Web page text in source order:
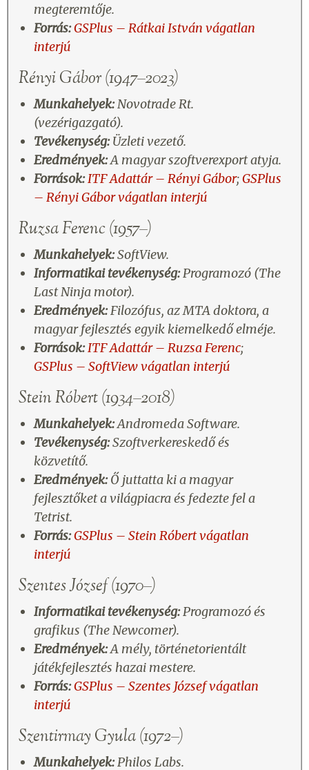
megteremtője.
Forrás:GSPlus – Rátkai István vágatlan
interjú
Rényi Gábor (1947–2023)
Munkahelyek:Novotrade Rt.
(vezérigazgató).
Tevékenység:Üzleti vezető.
Eredmények:A magyar szoftverexport atyja.
Források:ITF Adattár – Rényi Gábor;GSPlus
– Rényi Gábor vágatlan interjú
Ruzsa Ferenc (1957–)
Munkahelyek:SoftView.
Informatikai tevékenység:Programozó (The
Last Ninja motor).
Eredmények:Filozófus, az MTA doktora, a
magyar fejlesztés egyik kiemelkedő elméje.
Források:ITF Adattár – Ruzsa Ferenc;
GSPlus – SoftView vágatlan interjú
Stein Róbert (1934–2018)
Munkahelyek:Andromeda Software.
Tevékenység:Szoftverkereskedő és
közvetítő.
Eredmények:Ő juttatta ki a magyar
fejlesztőket a világpiacra és fedezte fel a
Tetrist.
Forrás:GSPlus – Stein Róbert vágatlan
interjú
Szentes József (1970–)
Informatikai tevékenység:Programozó és
grafikus (The Newcomer).
Eredmények:A mély, történetorientált
játékfejlesztés hazai mestere.
Forrás:GSPlus – Szentes József vágatlan
interjú
Szentirmay Gyula (1972–)
Munkahelyek:Philos Labs.